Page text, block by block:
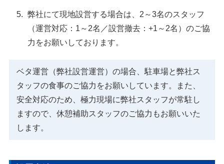
弊社にて現地設営する場合は、2～3名のスタッフ
（運営対応：1～2名／設営撤去：+1～2名）のご協
力をお願いしております。
ベタ運営（弊社設営運営）の場合、駐車場と弊社ス
タッフの食事のご協力をお願いしています。また、
安全対応のため、極力現場に弊社スタッフが常駐し
ますので、休憩補助スタッフのご協力もお願いいた
します。